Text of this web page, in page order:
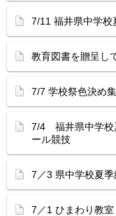
7/11 福井県中学
教育図書を贈呈し
7/7 学校祭色決め
7/4 福井県中学校
ール競技
7／3 県中学校夏
7／1 ひまわり教室